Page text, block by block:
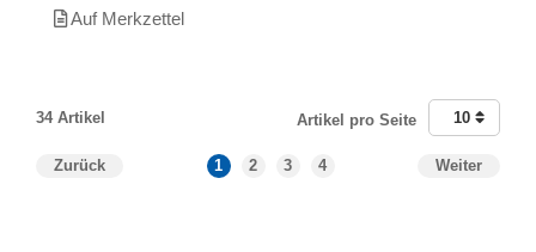
Auf Merkzettel
34 Artikel
Zurück 1 2 3 4 Weiter
Artikel pro Seite 10